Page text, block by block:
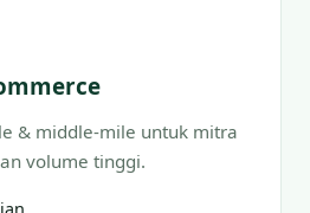
& middle-mile untuk mitra
volume tinggi.